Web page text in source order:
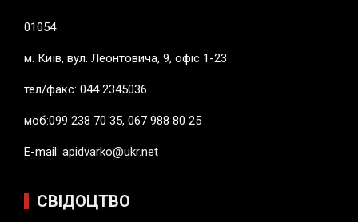
01054
м. Київ, вул. Леонтовича, 9, офіс 1-23
тел/факс: 044 2345036
моб:099 238 70 35, 067 988 80 25
E-mail: apidvarko@ukr.net
СВІДОЦТВО